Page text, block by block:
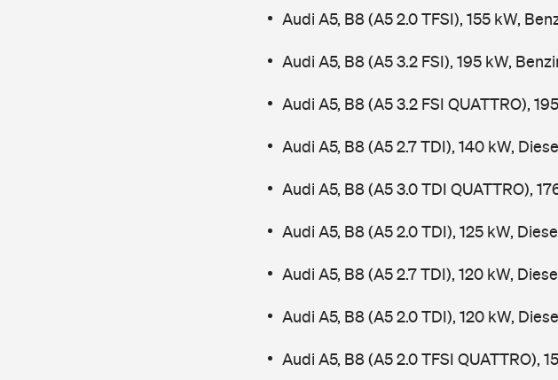
Audi A5, B8 (A5 2.0 TFSI), 155 kW,
Audi A5, B8 (A5 3.2 FSI), 195 kW,
Audi A5, B8 (A5 3.2 FSI QUATTRO),
Audi A5, B8 (A5 2.7 TDI), 140 kW,
Audi A5, B8 (A5 3.0 TDI QUATTRO),
Audi A5, B8 (A5 2.0 TDI), 125 kW,
Audi A5, B8 (A5 2.7 TDI), 120 kW,
Audi A5, B8 (A5 2.0 TDI), 120 kW,
Audi A5, B8 (A5 2.0 TFSI QUATTRO),